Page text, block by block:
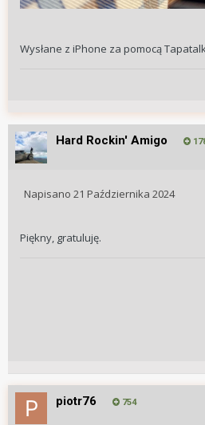
Wysłane z iPhone za pomocą
Hard Rockin' Amigo
Napisano 21 Października 2024
Piękny, gratuluję.
piotr76 754